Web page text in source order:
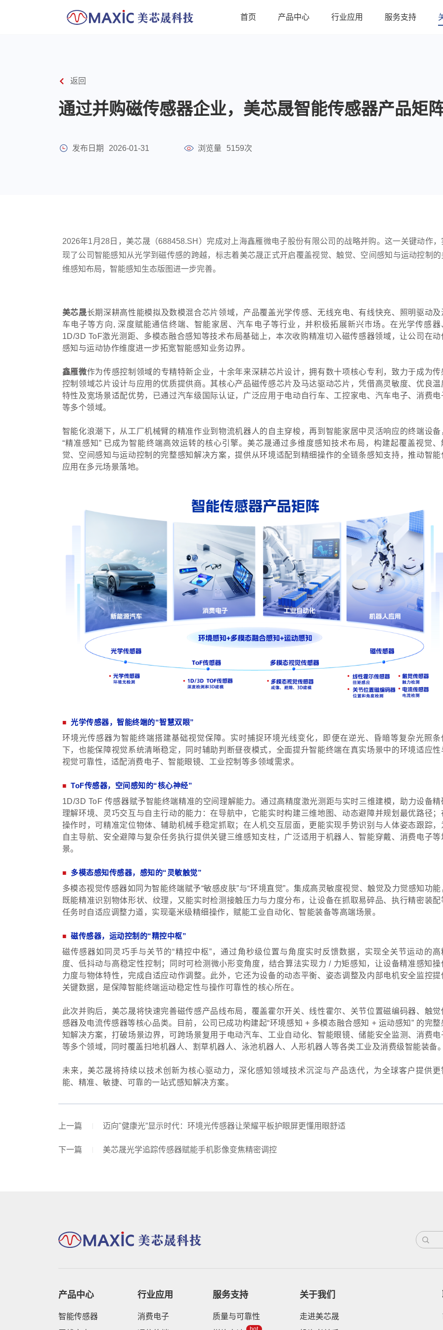
首页 产品中心 行业应用 服务支持
返回
通过并购磁传感器企业，美芯晟智能传感器产品矩
发布日期 2026-01-31 浏览量 5159次
2026年1月28日，美芯晟（688458.SH）完成对上海鑫雁微电子股份有限公司的战略并购。这一关键动作，
现了公司智能感知从光学到磁传感的跨越，标志着美芯晟正式开启覆盖视觉、触觉、空间感知与运动控制的
维感知布局，智能感知生态版图进一步完善。
美芯晟长期深耕高性能模拟及数模混合芯片领域，产品覆盖光学传感、无线充电、有线快充、照明驱动及
车电子等方向, 深度赋能通信终端、智能家居、汽车电子等行业，并积极拓展新兴市场。在光学传感器
1D/3D ToF激光测距、多模态融合感知等技术布局基础上，本次收购精准切入磁传感器领域，让公司在动
感知与运动协作维度进一步拓宽智能感知业务边界。
鑫雁微作为传感控制领域的专精特新企业，十余年来深耕芯片设计，拥有数十项核心专利，致力于成为传
控制领域芯片设计与应用的优质提供商。其核心产品磁传感芯片及马达驱动芯片，凭借高灵敏度、优良温
特性及宽场景适配优势，已通过汽车级国际认证，广泛应用于电动自行车、工控家电、汽车电子、消费电
等多个领域。
智能化浪潮下，从工厂机械臂的精准作业到物流机器人的自主穿梭，再到智能家居中灵活响应的终端设备
“精准感知” 已成为智能终端高效运转的核心引擎。美芯晟通过多维度感知技术布局，构建起覆盖视觉、
觉、空间感知与运动控制的完整感知解决方案，提供从环境适配到精细操作的全链条感知支持，推动智能
应用在多元场景落地。
■光学传感器，智能终端的“智慧双眼”
环境光传感器为智能终端搭建基础视觉保障。实时捕捉环境光线变化，即便在逆光、昏暗等复杂光照条
下，也能保障视觉系统清晰稳定，同时辅助判断昼夜模式，全面提升智能终端在真实场景中的环境适应性
视觉可靠性，适配消费电子、智能眼镜、工业控制等多领域需求。
■ToF传感器，空间感知的“核心神经”
1D/3D ToF 传感器赋予智能终端精准的空间理解能力。通过高精度激光测距与实时三维建模，助力设备精
理解环境、灵巧交互与自主行动的能力：在导航中，它能实时构建三维地图、动态避障并规划最优路径；
操作时，可精准定位物体、辅助机械手稳定抓取；在人机交互层面，更能实现手势识别与人体姿态跟踪，
自主导航、安全避障与复杂任务执行提供关键三维感知支柱，广泛适用于机器人、智能穿戴、消费电子等
景。
■ 多模态感知传感器，感知的“灵敏触觉”
多模态视觉传感器如同为智能终端赋予“敏感皮肤”与“环境直觉”。集成高灵敏度视觉、触觉及力觉感知功能
既能精准识别物体形状、纹理，又能实时检测接触压力与力度分布，让设备在抓取易碎品、执行精密装配
任务时自适应调整力道，实现毫米级精细操作，赋能工业自动化、智能装备等高端场景。
■磁传感器，运动控制的“精控中枢”
磁传感器如同灵巧手与关节的“精控中枢”，通过角秒级位置与角度实时反馈数据，实现全关节运动的高
度、低抖动与高稳定性控制；同时可检测微小形变角度，结合算法实现力 / 力矩感知，让设备精准感知操
力度与物体特性，完成自适应动作调整。此外，它还为设备的动态平衡、姿态调整及内部电机安全监控提
关键数据，是保障智能终端运动稳定性与操作可靠性的核心所在。
此次并购后，美芯晟将快速完善磁传感产品线布局，覆盖霍尔开关、线性霍尔、关节位置磁编码器、触觉
感器及电流传感器等核心品类。目前，公司已成功构建起“环境感知 + 多模态融合感知 + 运动感知” 的完整
知解决方案，打破场景边界，可跨场景复用于电动汽车、工业自动化、智能眼镜、储能安全监测、消费电
等多个领域，同时覆盖扫地机器人、割草机器人、泳池机器人、人形机器人等各类工业及消费级智能装备。
未来，美芯晟将持续以技术创新为核心驱动力，深化感知领域技术沉淀与产品迭代，为全球客户提供更
能、精准、敏捷、可靠的一站式感知解决方案。
上一篇 迈向"健康光”显示时代：环境光传感器让荣耀平板护眼屏更懂用眼舒适
下一篇 美芯晟光学追踪传感器赋能手机影像变焦精密调控
产品中心
智能传感器
行业应用
消费电子
服务支持
质量与可靠性
关于我们
走进美芯晟